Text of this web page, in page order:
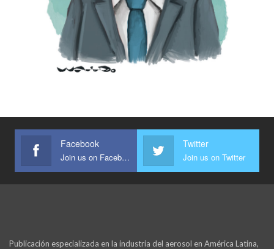
Facebook
Join us on Facebook
Twitter
Join us on Twitter
Publicación especializada en la industria del aerosol en América Latina,